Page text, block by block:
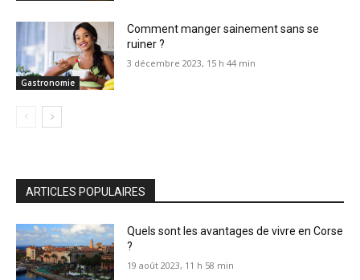
Gastronomie
Comment manger sainement sans se
ruiner ?
3 décembre 2023, 15 h 44 min
ARTICLES POPULAIRES
Quels sont les avantages de vivre en Corse
?
19 août 2023, 11 h 58 min